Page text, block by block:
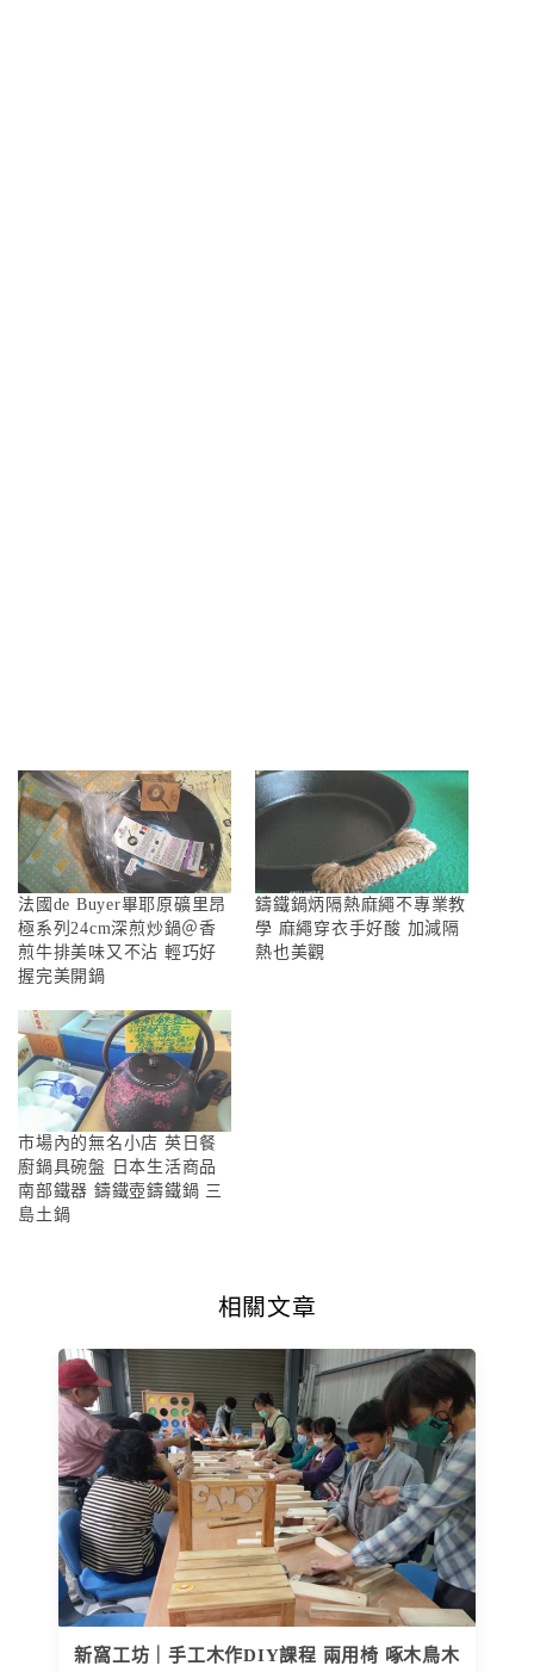
法國de Buyer畢耶原礦里昂
極系列24cm深煎炒鍋＠香
煎牛排美味又不沾 輕巧好
握完美開鍋
鑄鐵鍋炳隔熱麻繩不專業教
學 麻繩穿衣手好酸 加減隔
熱也美觀
市場內的無名小店 英日餐
廚鍋具碗盤 日本生活商品
南部鐵器 鑄鐵壺鑄鐵鍋 三
島土鍋
相關文章
新窩工坊｜手工木作DIY課程 兩用椅 啄木鳥木